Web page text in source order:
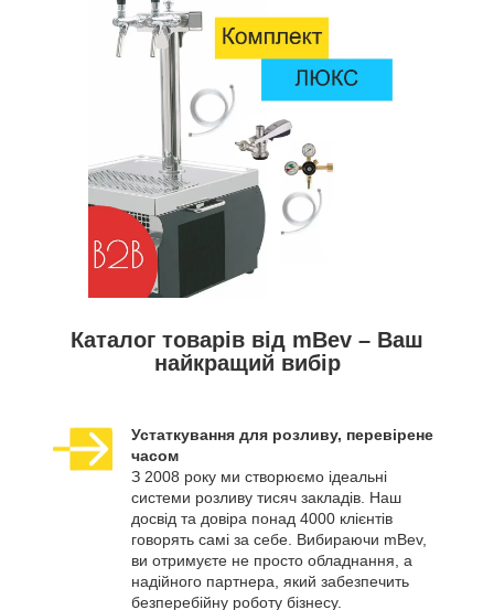
Каталог товарів від mBev – Ваш
найкращий вибір
Устаткування для розливу, перевірене
часом
З 2008 року ми створюємо ідеальні
системи розливу тисяч закладів. Наш
досвід та довіра понад 4000 клієнтів
говорять самі за себе. Вибираючи mBev,
ви отримуєте не просто обладнання, а
надійного партнера, який забезпечить
безперебійну роботу бізнесу.